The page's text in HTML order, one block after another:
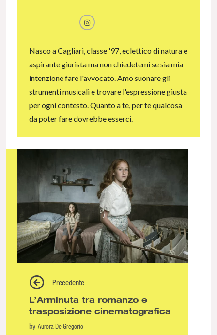
Nasco a Cagliari, classe '97, eclettico di natura e
aspirante giurista ma non chiedetemi se sia mia
intenzione fare l'avvocato. Amo suonare gli
strumenti musicali e trovare l'espressione giusta
per ogni contesto. Quanto a te, per te qualcosa
da poter fare dovrebbe esserci.
Precedente
L’Arminuta tra romanzo e
trasposizione cinematografica
by Aurora De Gregorio